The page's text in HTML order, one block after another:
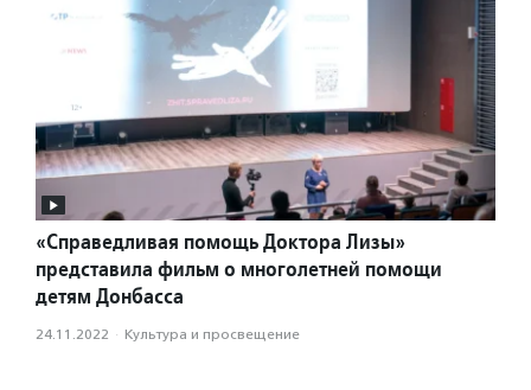
«Справедливая помощь Доктора Лизы»
представила фильм о многолетней помощи
детям Донбасса
24.11.2022 · Культура и просвещение